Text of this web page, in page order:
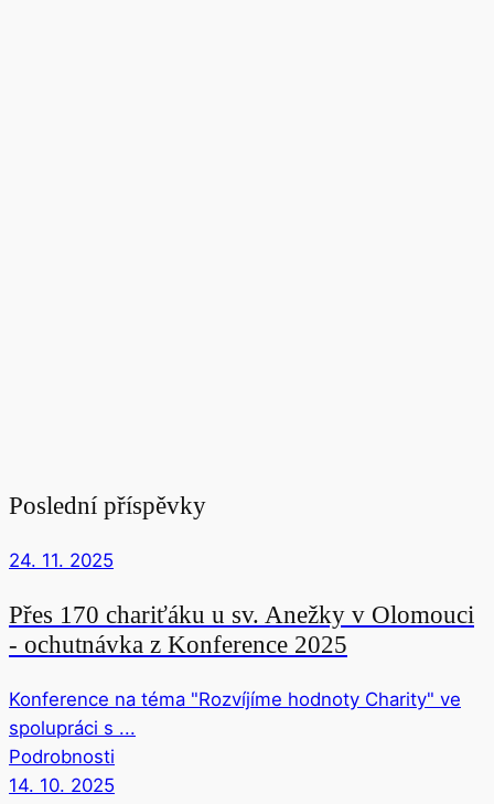
Poslední příspěvky
24. 11. 2025
Přes 170 chariťáku u sv. Anežky v Olomouci
- ochutnávka z Konference 2025
Konference na téma "Rozvíjíme hodnoty Charity" ve
spolupráci s ...
Podrobnosti
14. 10. 2025